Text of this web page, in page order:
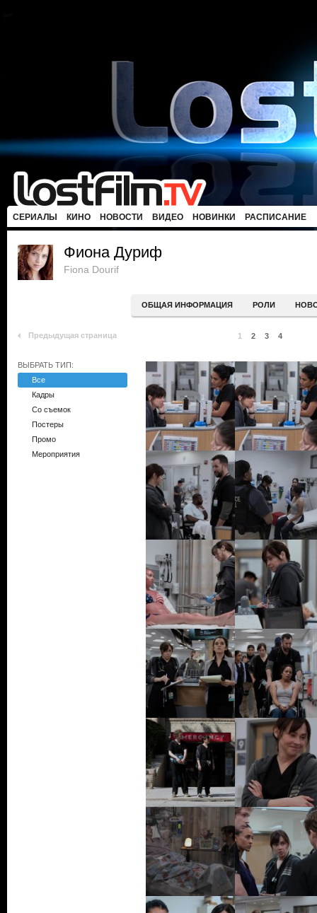
СЕРИАЛЫ КИНО НОВОСТИ ВИДЕО НОВИНКИ РАСПИСАНИЕ
Фиона Дуриф
Fiona Dourif
ОБЩАЯ ИНФОРМАЦИЯ РОЛИ
Предыдущая страница 1 2 3 4
ВЫБРАТЬ ТИП:
Все
Кадры
Со съемок
Постеры
Промо
Мероприятия